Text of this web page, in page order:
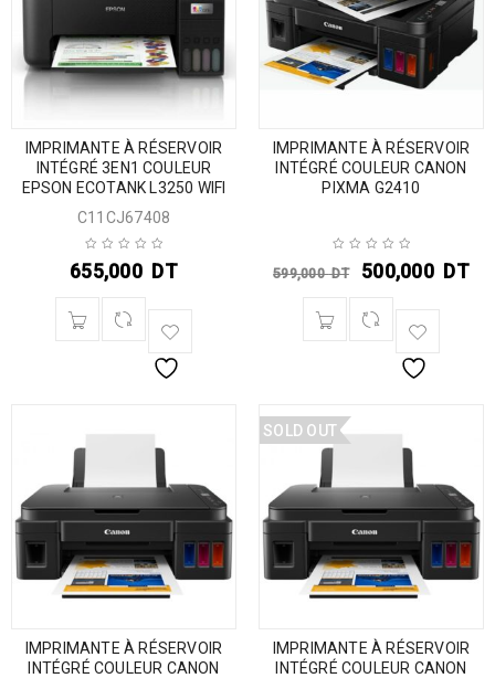
IMPRIMANTE À RÉSERVOIR
INTÉGRÉ 3EN1 COULEUR
EPSON ECOTANK L3250 WIFI
C11CJ67408
655,000 DT
IMPRIMANTE À RÉSERVOIR
INTÉGRÉ COULEUR CANON
PIXMA G2410
599,000DT 500,000 DT
IMPRIMANTE À RÉSERVOIR
INTÉGRÉ COULEUR CANON
SOLD OUT
IMPRIMANTE À RÉSERVOIR
INTÉGRÉ COULEUR CANON